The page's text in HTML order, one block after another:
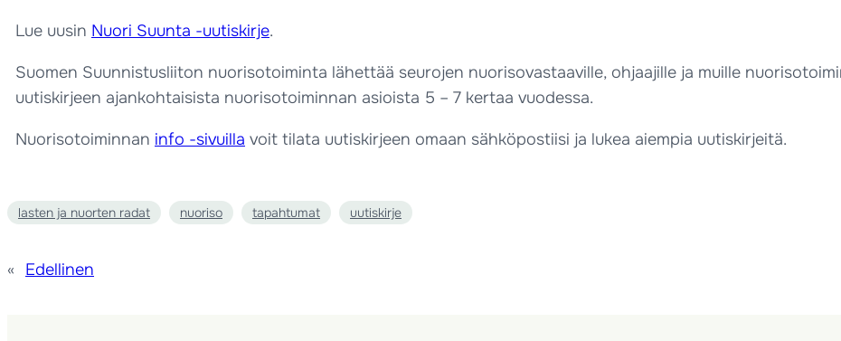
Lue uusin Nuori Suunta -uutiskirje.
Suomen Suunnistusliiton nuorisotoiminta lähettää seurojen nuorisovastaaville, ohjaajille ja muille
uutiskirjeen ajankohtaisista nuorisotoiminnan asioista 5 – 7 kertaa vuodessa.
Nuorisotoiminnan info -sivuilla voit tilata uutiskirjeen omaan sähköpostiisi ja lukea aiempia uutiskirjeitä.
lasten ja nuorten radat nuoriso tapahtumat uutiskirje
« Edellinen